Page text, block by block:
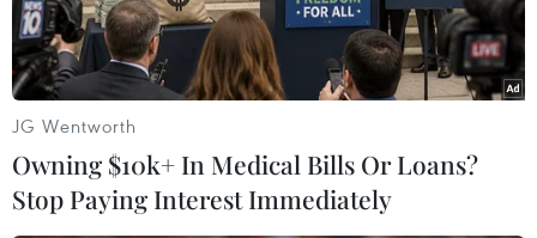
JG Wentworth
Owning $10k+ In Medical Bills Or Loans?
Stop Paying Interest Immediately